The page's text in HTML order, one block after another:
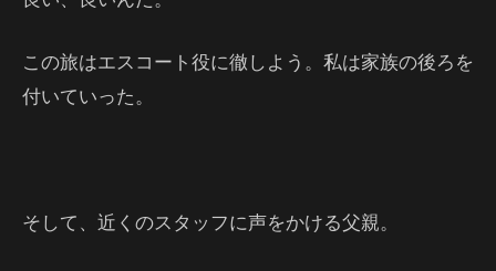
この旅はエスコート役に徹しよう。私は家族の後ろを
付いていった。
そして、近くのスタッフに声をかける父親。